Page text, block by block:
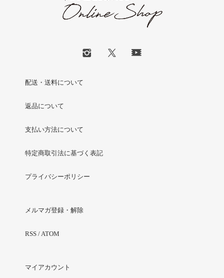
配送・送料について
返品について
支払い方法について
特定商取引法に基づく表記
プライバシーポリシー
メルマガ登録・解除
RSS /ATOM
マイアカウント